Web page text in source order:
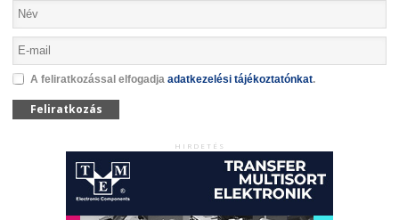
A feliratkozással elfogadja adatkezelési tájékoztatónkat.
Feliratkozás
HIRDETÉS